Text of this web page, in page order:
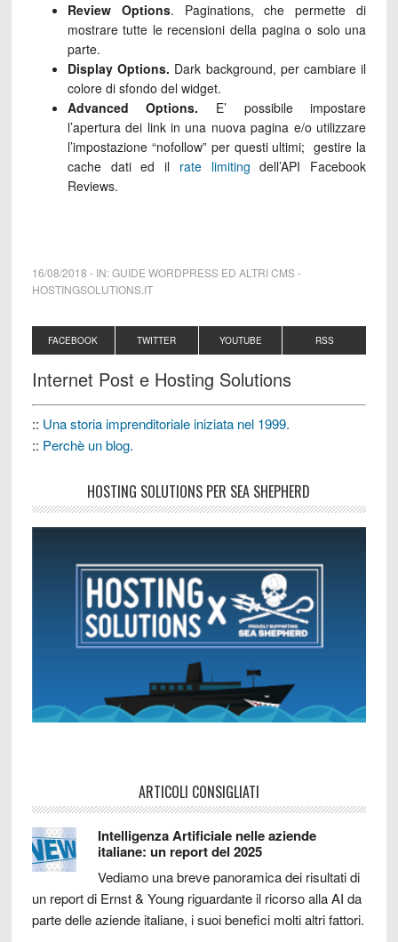
Review Options. Paginations, che permette di
mostrare tutte le recensioni della pagina o solo una
parte.
Display Options. Dark background, per cambiare il
colore di sfondo del widget.
Advanced Options. E’ possibile impostare
l’apertura dei link in una nuova pagina e/o utilizzare
l’impostazione “nofollow” per questi ultimi; gestire la
cache dati ed il rate limiting dell’API Facebook
Reviews.
16/08/2018 - IN:GUIDE WORDPRESS ED ALTRI CMS-
HOSTINGSOLUTIONS.IT
FACEBOOK TWITTER YOUTUBE RSS
Internet Post e Hosting Solutions
:: Una storia imprenditoriale iniziata nel 1999.
:: Perchè un blog.
HOSTING SOLUTIONS PER SEA SHEPHERD
ARTICOLI CONSIGLIATI
Intelligenza Artificiale nelle aziende
italiane: un report del 2025
Vediamo una breve panoramica dei risultati di
un report di Ernst & Young riguardante il ricorso alla AI da
parte delle aziende italiane, i suoi benefici molti altri fattori.